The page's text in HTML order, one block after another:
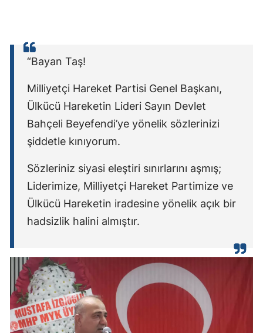
“Bayan Taş!
Milliyetçi Hareket Partisi Genel Başkanı,
Ülkücü Hareketin Lideri Sayın Devlet
Bahçeli Beyefendi’ye yönelik sözlerinizi
şiddetle kınıyorum.
Sözleriniz siyasi eleştiri sınırlarını aşmış;
Liderimize, Milliyetçi Hareket Partimize ve
Ülkücü Hareketin iradesine yönelik açık bir
hadsizlik halini almıştır.